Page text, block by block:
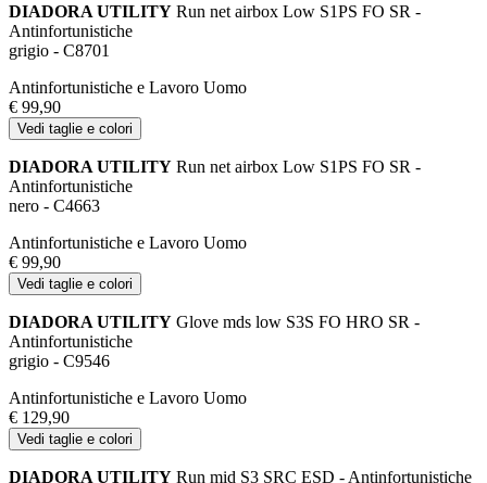
DIADORA UTILITY Run net airbox Low S1PS FO SR -
Antinfortunistiche
grigio - C8701
Antinfortunistiche e Lavoro Uomo
€ 99,90
Vedi taglie e colori
DIADORA UTILITY Run net airbox Low S1PS FO SR -
Antinfortunistiche
nero - C4663
Antinfortunistiche e Lavoro Uomo
€ 99,90
Vedi taglie e colori
DIADORA UTILITY Glove mds low S3S FO HRO SR -
Antinfortunistiche
grigio - C9546
Antinfortunistiche e Lavoro Uomo
€ 129,90
Vedi taglie e colori
DIADORA UTILITY Run mid S3 SRC ESD - Antinfortunistiche